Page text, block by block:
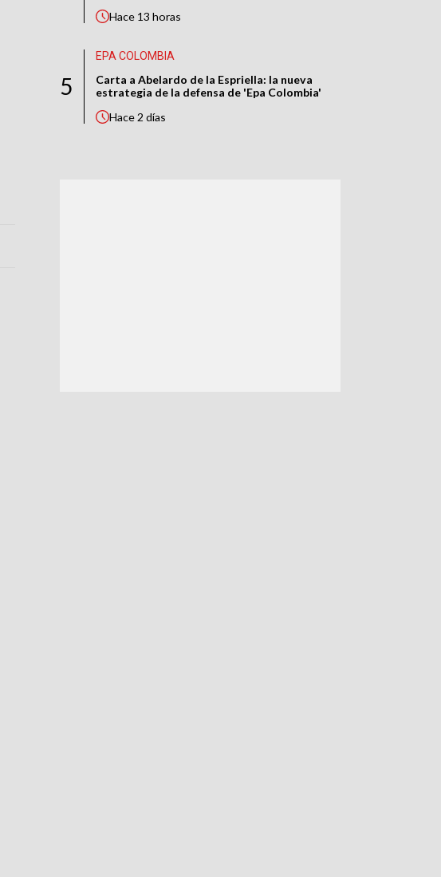
Hace 13 horas
5
EPA COLOMBIA
Carta a Abelardo de la Espriella: la nueva
estrategia de la defensa de 'Epa Colombia'
Hace2 días